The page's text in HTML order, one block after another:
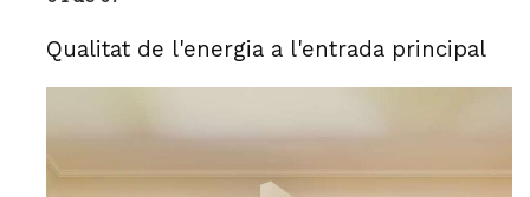
Qualitat de l'energia a l'entrada principal